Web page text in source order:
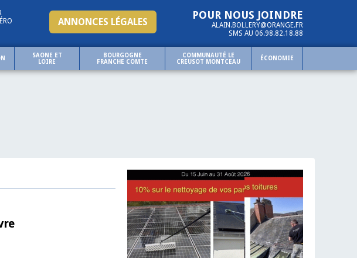
POUR NOUS JOINDRE
ALAIN.BOLLERY@ORANGE.FR
SMS AU 06.98.82.18.88
ANNONCES LÉGALES
SAONE ET
LOIRE
BOURGOGNE
FRANCHE COMTE
COMMUNAUTÉ LE
CREUSOT MONTCEAU
ÉCONOMIE